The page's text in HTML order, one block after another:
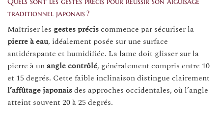
traditionnel japonais ?
Maîtriser les gestes préciscommence par sécuriser la
pierre à eau, idéalement posée sur une surface
antidérapante et humidifiée. La lame doit glisser sur la
pierre à unangle contrôlé, généralement compris entre 10
et 15 degrés. Cette faible inclinaison distingue clairement
l’affûtage japonaisdes approches occidentales, où l’angle
atteint souvent 20 à 25 degrés.